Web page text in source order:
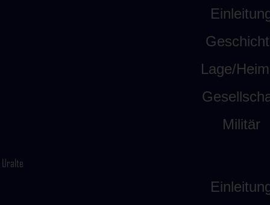
Lage/
Militär
Uralte